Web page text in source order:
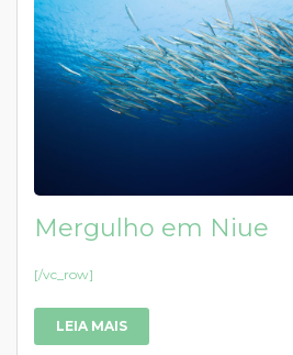
Mergulho em Niue
[/vc_row]
LEIA MAIS